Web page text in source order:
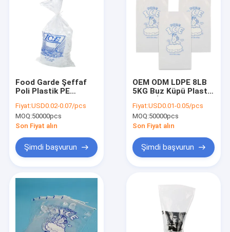
Ürünler
Hakkımızda
Food Garde Şeffaf
Poli Plastik PE
Buz Torbaları Özel
Logo
Fiyat:USD0.02-0.07/pcs
MOQ:50000pcs
Son Fiyat alın
Şimdi başvurun
OEM ODM LDPE 8LB
5KG Buz Küpü Plastik
Kullanılabilir
Fiyat:USD0.01-0.05/pcs
MOQ:50000pcs
Son Fiyat alın
Şimdi başvurun